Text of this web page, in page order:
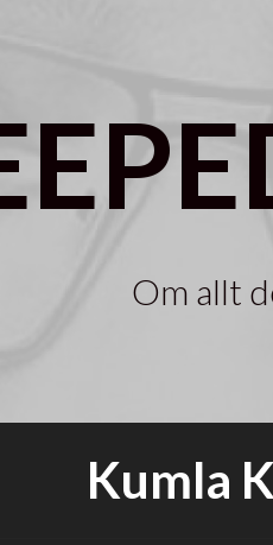
Om allt
Kumla